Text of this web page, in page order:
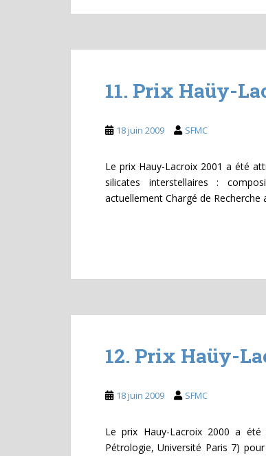
11. Prix Haüy-
18 juin 2009 SFMC
Le prix Hauy-Lacroix 2001 a été
silicates interstellaires :
actuellement Chargé de Recherche
12. Prix Haüy-
18 juin 2009 SFMC
Le prix Hauy-Lacroix 2000 a
Pétrologie, Université Paris 7)